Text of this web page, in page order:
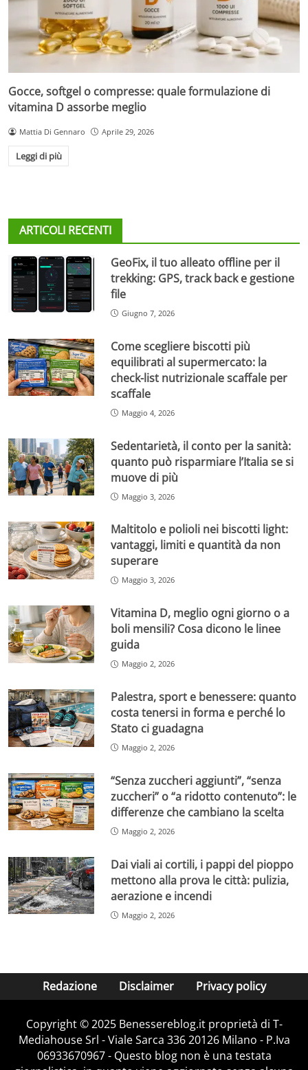
Gocce, softgel o compresse: quale formulazione di
vitamina D assorbe meglio
Mattia Di Gennaro Aprile 29, 2026
Leggi di più
ARTICOLI RECENTI
GeoFix, il tuo alleato offline per il
trekking: GPS, track back e gestione
file
Giugno 7, 2026
Come scegliere biscotti più
equilibrati al supermercato: la
check-list nutrizionale scaffale per
scaffale
Maggio 4, 2026
Sedentarietà, il conto per la sanità:
quanto può risparmiare l’Italia se si
muove di più
Maggio 3, 2026
Maltitolo e polioli nei biscotti light:
vantaggi, limiti e quantità da non
superare
Maggio 3, 2026
Vitamina D, meglio ogni giorno o a
boli mensili? Cosa dicono le linee
guida
Maggio 2, 2026
Palestra, sport e benessere: quanto
costa tenersi in forma e perché lo
Stato ci guadagna
Maggio 2, 2026
“Senza zuccheri aggiunti”, “senza
zuccheri” o “a ridotto contenuto”: le
differenze che cambiano la scelta
Maggio 2, 2026
Dai viali ai cortili, i pappi del pioppo
mettono alla prova le città: pulizia,
aerazione e incendi
Maggio 2, 2026
Redazione Disclaimer Privacy policy
Copyright © 2025 Benessereblog.it proprietà di T-
Mediahouse Srl - Viale Sarca 336 20126 Milano - P.Iva
06933670967 - Questo blog non è una testata